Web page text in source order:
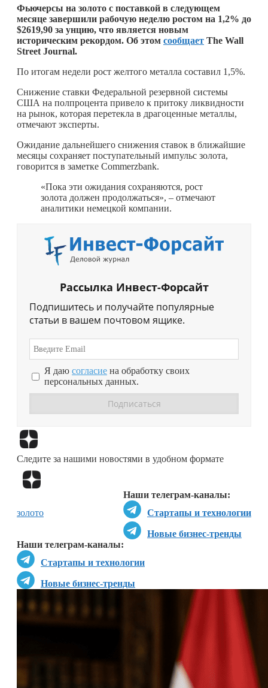
Фьючерсы на золото с поставкой в ​​следующем
месяце завершили рабочую неделю ростом на 1,2% до
$2619,90 за унцию, что является новым
историческим рекордом. Об этом сообщает The Wall
Street Journal.
По итогам недели рост желтого металла составил 1,5%.
Снижение ставки Федеральной резервной системы
США на полпроцента привело к притоку ликвидности
на рынок, которая перетекла в драгоценные металлы,
отмечают эксперты.
Ожидание дальнейшего снижения ставок в ближайшие
месяцы сохраняет поступательный импульс золота,
говорится в заметке Commerzbank.
«Пока эти ожидания сохраняются, рост
золота должен продолжаться», – отмечают
аналитики немецкой компании.
Рассылка Инвест-Форсайт
Подпишитесь и получайте популярные
статьи в вашем почтовом ящике.
Я даю согласие на обработку своих
персональных данных.
Следите за нашими новостями в удобном формате
Наши телеграм-каналы:
Стартапы и технологии
Новые бизнес-тренды
Наши телеграм-каналы:
Стартапы и технологии
Новые бизнес-тренды
золото